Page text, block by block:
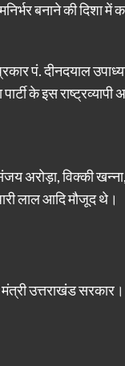
बनाने की दिशा में
पं. दीनदयाल
के इस राष्ट्रव्यापी
विक्की खन्ना,
लाल आदि मौजूद थे।
उत्तराखंड सरकार।